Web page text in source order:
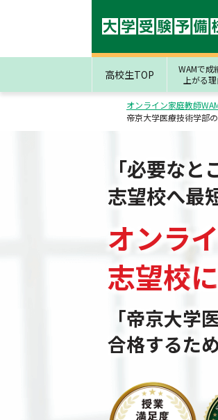
高校生TOP
WAMで成
上がる
オンライン家庭教師
帝京大学医療技術学部
「必要なと
志望校へ最
オンラ
志望校に
「帝京大学
合格するた